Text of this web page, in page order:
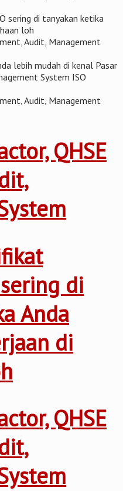
QHSE
di
Anda
di
QHSE